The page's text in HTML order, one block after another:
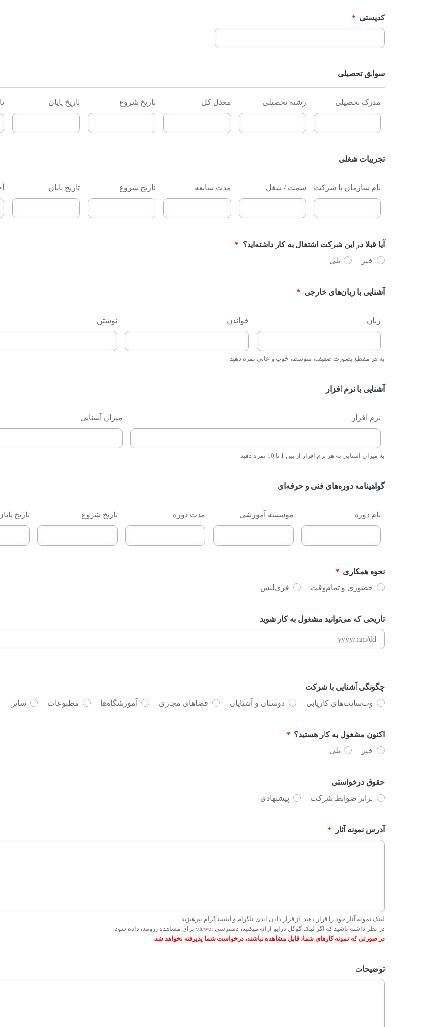
کدپستی *
سوابق تحصیلی
مدرک تحصیلی رشته تحصیلی معدل کل تاریخ شروع تاریخ پایان
تجربیات شغلی
نام سازمان یا شرکت سمت / شغل مدت سابقه تاریخ شروع تاریخ پایان
آیا قبلا در این شرکت اشتغال به کار داشته‌اید؟ *
خیر
بلی
آشنایی با زبان‌های خارجی *
زبان خواندن نوشتن
به هر مقطع بصورت ضعیف، متوسط، خوب و عالی نمره دهید
آشنایی با نرم افزار
نرم افزار میزان آشنایی
به میزان آشنایی به هر نرم افزار از بین 1 تا 10 نمره دهید
گواهینامه دوره‌های فنی و حرفه‌ای
نام دوره موسسه آموزشی مدت دوره تاریخ شروع تاریخ
نحوه همکاری *
حضوری و تمام‌وقت
فری‌لنس
تاریخی که می‌توانید مشغول به‌ کار شوید
MM
slash
چگونگی آشنایی با شرکت
وب‌سایت‌های کاریابی
دوستان و آشنایان فضاهای مجازی آموزشگاه‌ها مطبوعات سایر
اکنون مشغول به کار هستید؟ *
خیر
بلی
حقوق درخواستی
برابر ضوابط شرکت
پیشنهادی
آدرس نمونه آثار *
لینک نمونه آثار خود را قرار دهید. از قرار دادن ایدی تلگرام و اینستاگرام بپرهیزید.
در نظر داشته باشید که اگر لینک گوگل درایو ارائه میکنید، دسترسی viewer برای مشاهده رزومه، داده شود.
در صورتی که نمونه کارهای شما، قابل مشاهده نباشند، درخواست شما پذیرفته نخواهد شد.
توضیحات